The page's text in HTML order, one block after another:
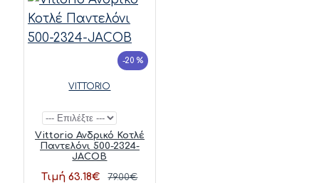
-20 %
VITTORIO
Vittorio Ανδρικό Κοτλέ
Παντελόνι 500-2324-
JACOB
Τιμή 63.18€ 79.00€